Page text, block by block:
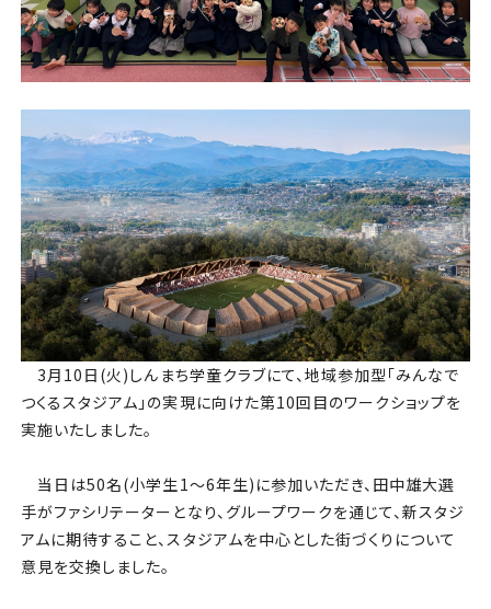
パートナー
NPO
その他
3月10日(火)しんまち学童クラブにて、地域参加型「みんなで
つくるスタジアム」の実現に向けた第10回目のワークショップを
実施いたしました。
当日は50名(小学生1〜6年生)に参加いただき、田中雄大選
手がファシリテーターとなり、グループワークを通じて、新スタジ
アムに期待すること、スタジアムを中心とした街づくりについて
意見を交換しました。